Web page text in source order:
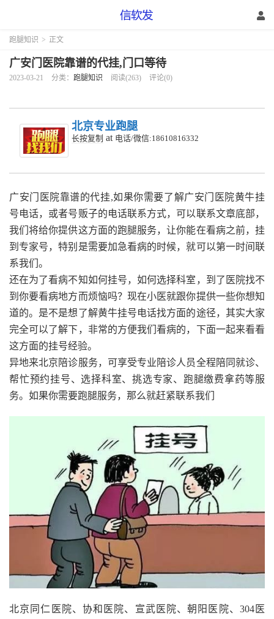
跑腿知识 > 正文
广安门医院靠谱的代挂,门口等待
2023-03-21 分类： 跑腿知识 阅读(263) 评论(0)
北京专业跑腿
长按复制 at 电话/微信:18610816332
广安门医院靠谱的代挂,如果你需要了解广安门医院黄牛挂
号电话，或者号贩子的电话联系方式，可以联系文章底部，
我们将给你提供这方面的跑腿服务，让你能在看病之前，挂
到专家号，特别是需要加急看病的时候，就可以第一时间联
系我们。
还在为了看病不知如何挂号，如何选择科室，到了医院找不
到你要看病地方而烦恼吗？现在小医就跟你提供一些你想知
道的。是不是想了解黄牛挂号电话找方面的途径，其实大家
完全可以了解下，非常的方便我们看病的，下面一起来看看
这方面的挂号经验。
异地来北京陪诊服务，可享受专业陪诊人员全程陪同就诊、
帮忙预约挂号、选择科室、挑选专家、跑腿缴费拿药等服
务。如果你需要跑腿服务，那么就赶紧联系我们
北京同仁医院、协和医院、宣武医院、朝阳医院、304医